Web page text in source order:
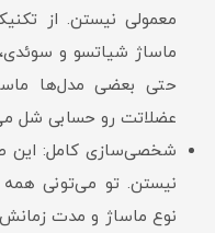
معمولی نیستن. از
ماساژ شیاتسو و
حتی بعضی مدل‌ها
عضلاتت رو حسابی شل
شخصی‌سازی کامل: این
نیستن. تو می‌تونی
نوع ماساژ و مدت